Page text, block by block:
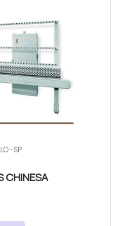
- SP
CHINESA